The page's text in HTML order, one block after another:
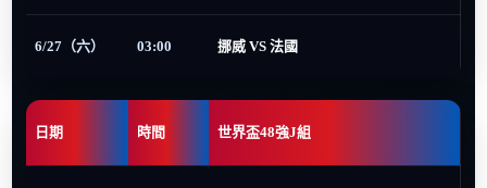
6/27（六） 03:00 挪威 VS 法國
日期 時間 世界盃48強J組